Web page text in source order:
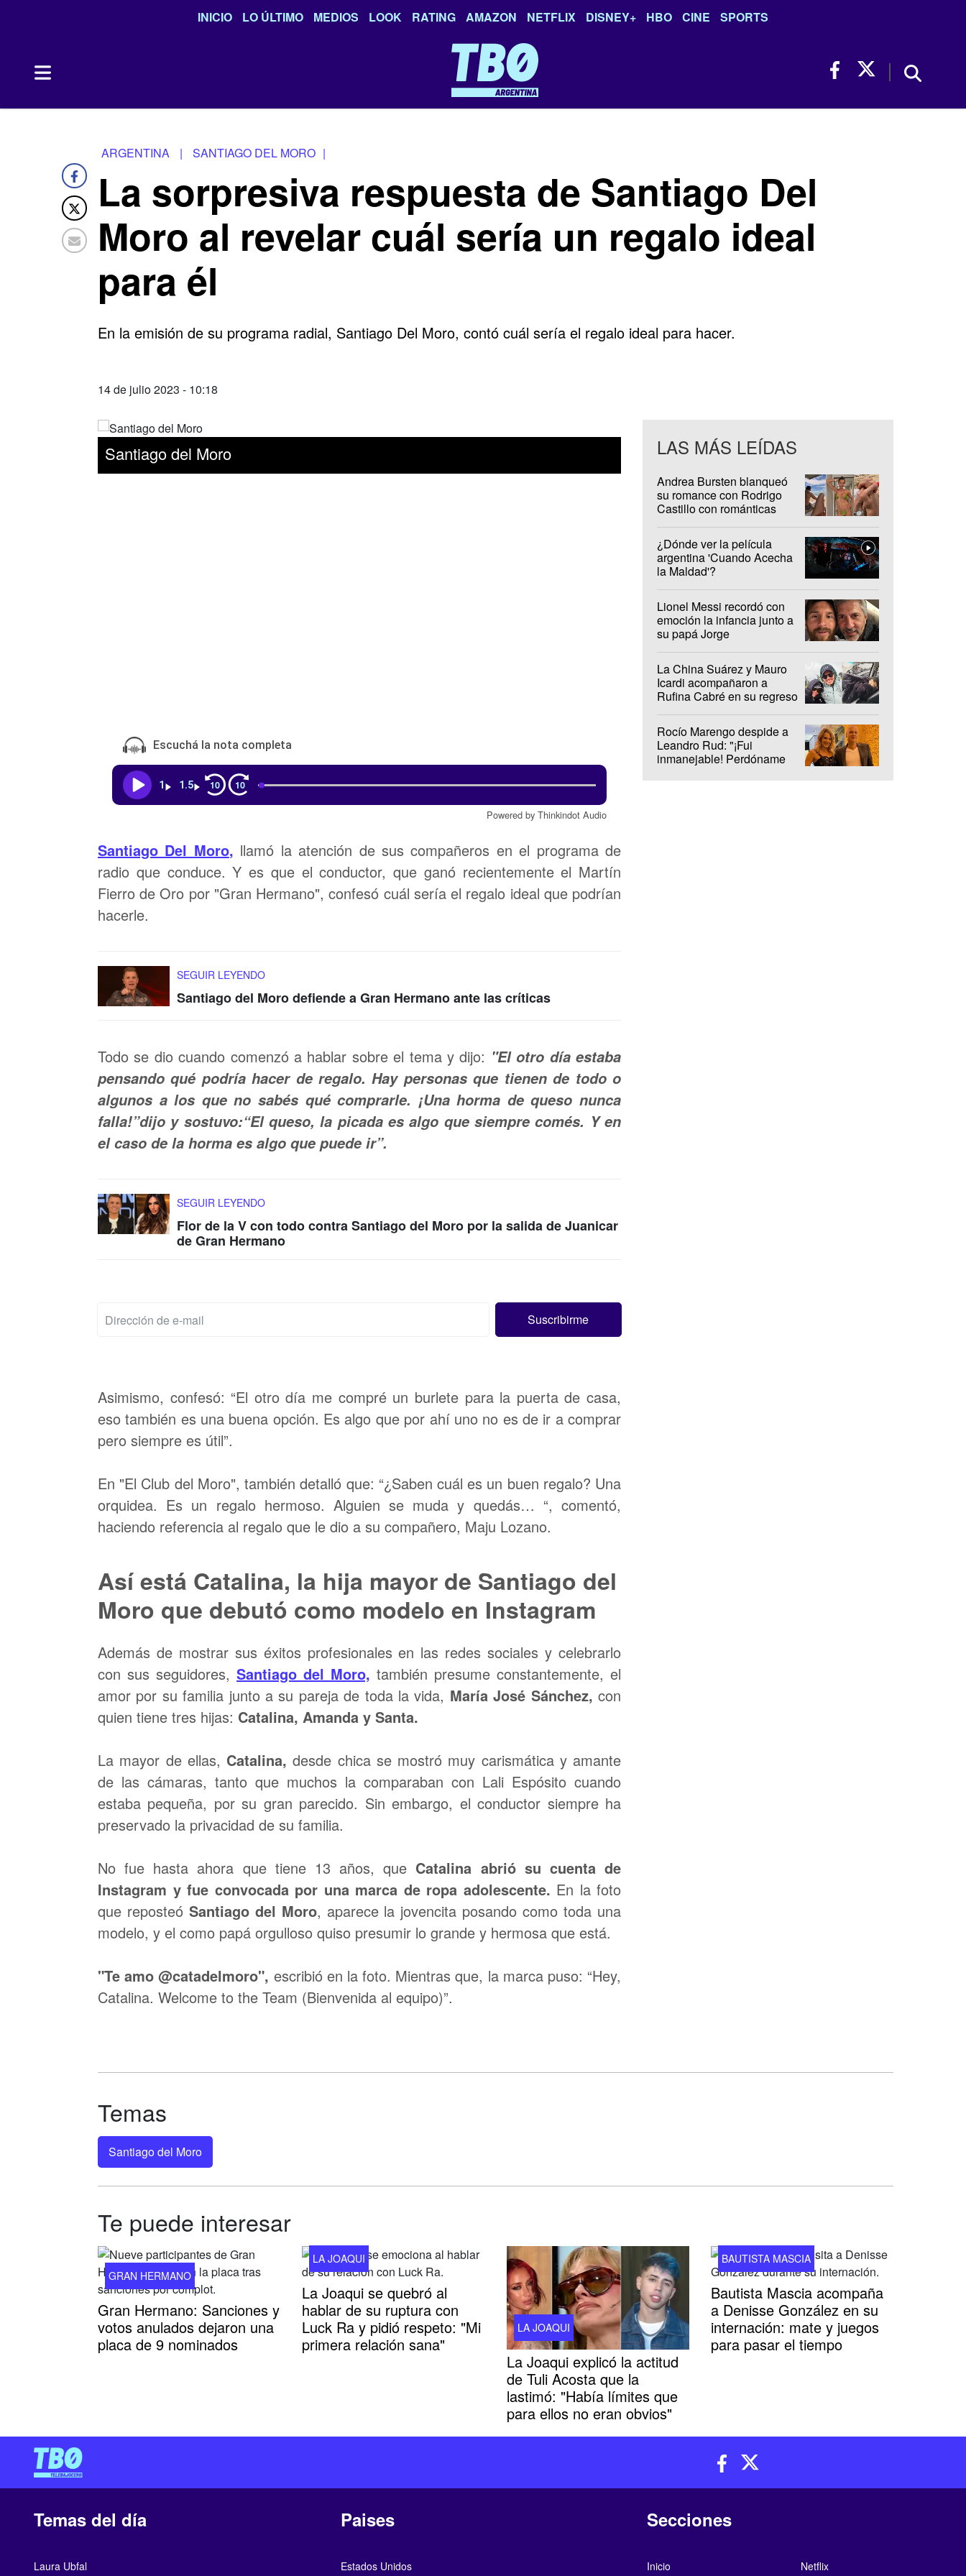
INICIO LO ÚLTIMO MEDIOS LOOK RATING AMAZON NETFLIX DISNEY+ HBO CINE SPORTS
ARGENTINA | SANTIAGO DEL MORO |
La sorpresiva respuesta de Santiago Del
Moro al revelar cuál sería un regalo ideal
para él
En la emisión de su programa radial, Santiago Del Moro, contó cuál sería el regalo ideal para hacer.
14 de julio 2023 - 10:18
Santiago del Moro
Escuchá la nota completa
1 1.5 10 10
Powered by Thinkindot Audio
Santiago Del Moro, llamó la atención de sus compañeros en el programa de
radio que conduce. Y es que el conductor, que ganó recientemente el Martín
Fierro de Oro por "Gran Hermano", confesó cuál sería el regalo ideal que podrían
hacerle.
SEGUIR LEYENDO
Santiago del Moro defiende a Gran Hermano ante las críticas
Todo se dio cuando comenzó a hablar sobre el tema y dijo: "El otro día estaba
pensando qué podría hacer de regalo. Hay personas que tienen de todo o
algunos a los que no sabés qué comprarle. ¡Una horma de queso nunca
falla!”dijo y sostuvo:“El queso, la picada es algo que siempre comés. Y en
el caso de la horma es algo que puede ir”.
SEGUIR LEYENDO
Flor de la V con todo contra Santiago del Moro por la salida de Juanicar
de Gran Hermano
Asimismo, confesó: “El otro día me compré un burlete para la puerta de casa,
eso también es una buena opción. Es algo que por ahí uno no es de ir a comprar
pero siempre es útil”.
En "El Club del Moro", también detalló que: “¿Saben cuál es un buen regalo? Una
orquidea. Es un regalo hermoso. Alguien se muda y quedás… “, comentó,
haciendo referencia al regalo que le dio a su compañero, Maju Lozano.
Así está Catalina, la hija mayor de Santiago del
Moro que debutó como modelo en Instagram
Además de mostrar sus éxitos profesionales en las redes sociales y celebrarlo
con sus seguidores, Santiago del Moro, también presume constantemente, el
amor por su familia junto a su pareja de toda la vida, María José Sánchez, con
quien tiene tres hijas: Catalina, Amanda y Santa.
La mayor de ellas, Catalina, desde chica se mostró muy carismática y amante
de las cámaras, tanto que muchos la comparaban con Lali Espósito cuando
estaba pequeña, por su gran parecido. Sin embargo, el conductor siempre ha
preservado la privacidad de su familia.
No fue hasta ahora que tiene 13 años, que Catalina abrió su cuenta de
Instagram y fue convocada por una marca de ropa adolescente. En la foto
que reposteó Santiago del Moro, aparece la jovencita posando como toda una
modelo, y el como papá orgulloso quiso presumir lo grande y hermosa que está.
"Te amo @catadelmoro", escribió en la foto. Mientras que, la marca puso: “Hey,
Catalina. Welcome to the Team (Bienvenida al equipo)”.
LAS MÁS LEÍDAS
Andrea Bursten blanqueó
su romance con Rodrigo
Castillo con románticas
¿Dónde ver la película
argentina 'Cuando Acecha
la Maldad'?
Lionel Messi recordó con
emoción la infancia junto a
su papá Jorge
La China Suárez y Mauro
Icardi acompañaron a
Rufina Cabré en su regreso
Rocío Marengo despide a
Leandro Rud: "¡Fui
inmanejable! Perdóname
Temas
Santiago del Moro
Te puede interesar
GRAN HERMANO
Gran Hermano: Sanciones y
votos anulados dejaron una
placa de 9 nominados
LA JOAQUI
La Joaqui se quebró al
hablar de su ruptura con
Luck Ra y pidió respeto: "Mi
primera relación sana"
LA JOAQUI
La Joaqui explicó la actitud
de Tuli Acosta que la
lastimó: "Había límites que
para ellos no eran obvios"
BAUTISTA MASCIA
Bautista Mascia acompaña
a Denisse González en su
internación: mate y juegos
para pasar el tiempo
Temas del día
Laura Ubfal
Paises
Estados Unidos
Secciones
Inicio Netflix